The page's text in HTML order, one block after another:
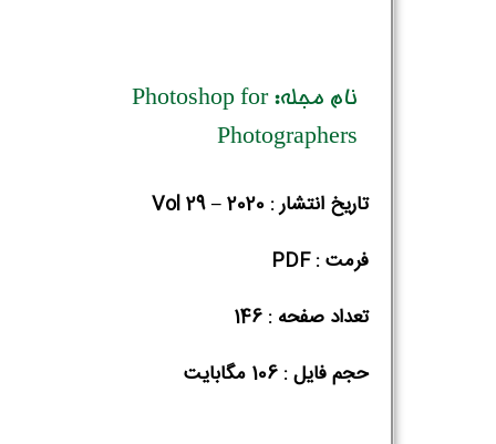
نام مجله: Photoshop for
Photographers
تاریخ انتشار : Vol 29 – 2020
فرمت : PDF
تعداد صفحه : 146
حجم فایل :‌ 106 مگابایت